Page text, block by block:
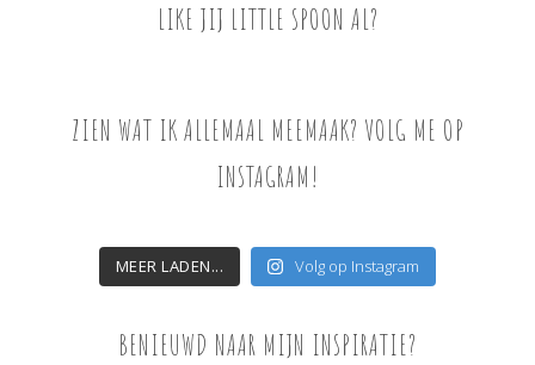
LIKE JIJ LITTLE SPOON AL?
ZIEN WAT IK ALLEMAAL MEEMAAK? VOLG ME OP
INSTAGRAM!
MEER LADEN... Volg op Instagram
BENIEUWD NAAR MIJN INSPIRATIE?